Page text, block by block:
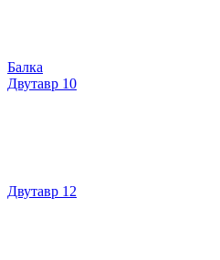
Балка
Двутавр 10
Двутавр 12